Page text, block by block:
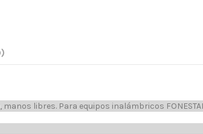
libres. Para equipos inalámbricos